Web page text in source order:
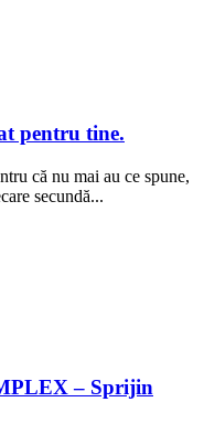
pentru tine.
că nu mai au ce spune,
secundă...
– Sprijin